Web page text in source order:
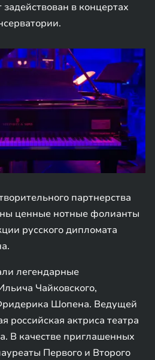
в концертах
партнерства
ценные нотные фолианты
русского дипломата
легендарные
Чайковского,
Шопена. Ведущей
российская актриса театра
В качестве приглашенных
Первого и Второго